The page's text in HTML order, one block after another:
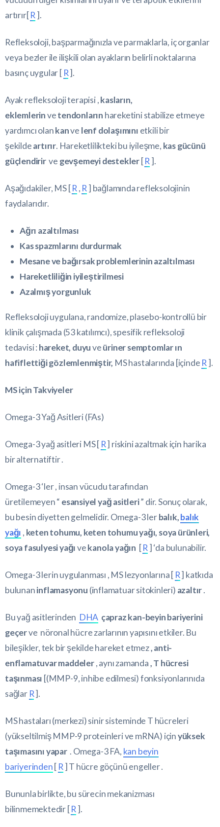
artırır[R ].
Refleksoloji, başparmağınızla ve parmaklarla, iç organlar
veya bezler ile ilişkili olan ayakların belirli noktalarına
basınç uygular [ R].
Ayak refleksoloji terapisi ,kasların,
eklemlerinvetendonların hareketini stabilize etmeye
yardımcı olankanve lenf dolaşımını etkili bir
şekildeartırır. Hareketlilikteki bu iyileşme, kas gücünü
güçlendirirve gevşemeyi destekler [R ].
Aşağıdakiler, MS [R , R ] bağlamında refleksolojinin
faydalarıdır.
Ağrı azaltılması
Kas spazmlarını durdurmak
Mesane ve bağırsak problemlerinin azaltılması
Hareketliliğin iyileştirilmesi
Azalmış yorgunluk
Refleksoloji uygulana, randomize, plasebo-kontrollü bir
klinik çalışmada (53 katılımcı), spesifik refleksoloji
tedavisi :hareket, duyuveüriner semptomlar ın
hafiflettiği gözlemlenmiştir, MS hastalarında [içinde R ].
MS için Takviyeler
Omega-3 Yağ Asitleri (FAs)
Omega-3 yağ asitleri MS [ R] riskini azaltmak için harika
bir alternatiftir .
Omega-3 ‘ler , insan vücudu tarafından
üretilemeyen “ esansiyel yağ asitleri” dir. Sonuç olarak,
bu besin diyetten gelmelidir. Omega-3 lerbalık,balık
yağı , keten tohumu, keten tohumu yağı, soya ürünleri,
soya fasulyesi yağıvekanola yağın [R ] ‘da bulunabilir.
Omega-3 lerin uygulanması , MS lezyonlarına [ R] katkıda
bulunaninflamasyonu (inflamatuar sitokinleri) azaltır.
Bu yağ asitlerinden DHA çapraz kan-beyin bariyerini
geçerve nöronal hücre zarlarının yapısını etkiler. Bu
bileşikler, tek bir şekilde hareket etmez, anti-
enflamatuvar maddeler, aynı zamanda, T hücresi
taşınması [(MMP-9, inhibe edilmesi) fonksiyonlarınıda
sağlar R].
MS hastaları (merkezi) sinir sisteminde T hücreleri
(yükseltilmiş MMP-9 proteinleri ve mRNA) içinyüksek
taşımasını yapar. Omega-3 FA, kan beyin
bariyerinden [ R ] T hücre göçünü engeller .
Bununla birlikte, bu sürecin mekanizması
bilinmemektedir [R ].